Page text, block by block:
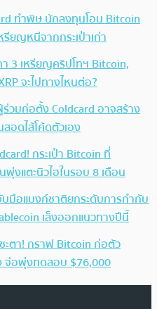
ทำพิษ นักลงทุนโอน Bitcoin
ยญหนีจากกระเป๋าเก่า
3 เหรียญคริปโทฯ Bitcoin,
จะไปทางไหนต่อ?
วมก่อตั้ง Coldcard อาจสร้าง
อดไส้โค้ดตัวเอง
กระเป๋า Bitcoin ที่
พุ่งแตะนิวไฮในรอบ 8 เดือน
บมือแบงก์ชาติยกระดับการกำกับ
เล็งออกแนวทางปีนี้
ะตา! กราฟ Bitcoin ก่อตัว
จ่อพุ่งทดสอบ $76,000